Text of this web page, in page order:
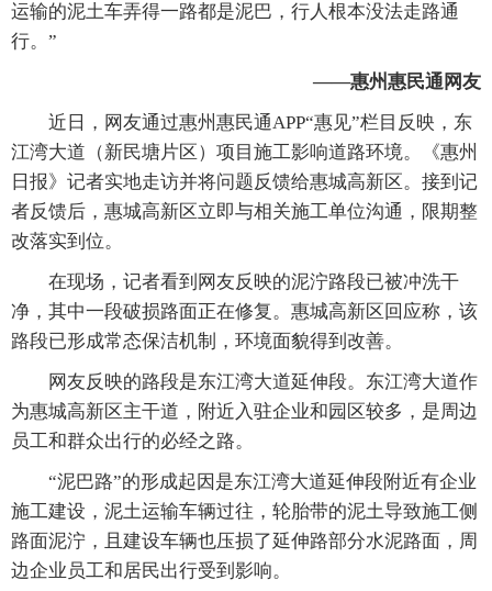
运输的泥土车弄得一路都是泥巴，行人根本没法走路通
行。”
——惠州惠民通网友
近日，网友通过惠州惠民通APP“惠见”栏目反映，东
江湾大道（新民塘片区）项目施工影响道路环境。《惠州
日报》记者实地走访并将问题反馈给惠城高新区。接到记
者反馈后，惠城高新区立即与相关施工单位沟通，限期整
改落实到位。
在现场，记者看到网友反映的泥泞路段已被冲洗干
净，其中一段破损路面正在修复。惠城高新区回应称，该
路段已形成常态保洁机制，环境面貌得到改善。
网友反映的路段是东江湾大道延伸段。东江湾大道作
为惠城高新区主干道，附近入驻企业和园区较多，是周边
员工和群众出行的必经之路。
“泥巴路”的形成起因是东江湾大道延伸段附近有企业
施工建设，泥土运输车辆过往，轮胎带的泥土导致施工侧
路面泥泞，且建设车辆也压损了延伸路部分水泥路面，周
边企业员工和居民出行受到影响。